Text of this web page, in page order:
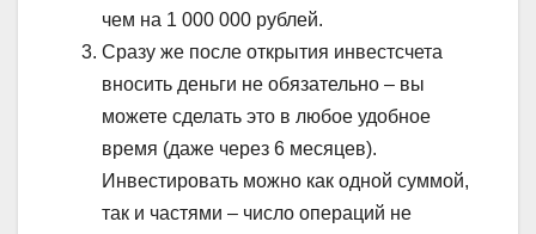
чем на 1 000 000 рублей.
Сразу же после открытия инвестсчета
вносить деньги не обязательно – вы
можете сделать это в любое удобное
время (даже через 6 месяцев).
Инвестировать можно как одной суммой,
так и частями – число операций не